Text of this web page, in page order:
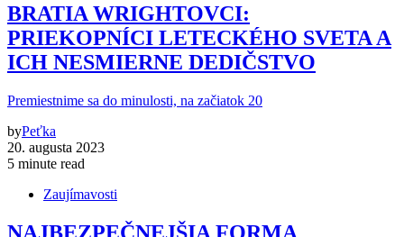
BRATIA WRIGHTOVCI:
PRIEKOPNÍCI LETECKÉHO SVETA A
ICH NESMIERNE DEDIČSTVO
Premiestnime sa do minulosti, na začiatok 20
byPeťka
20. augusta 2023
5 minute read
Zaujímavosti
NAJBEZPEČNEJŠIA FORMA